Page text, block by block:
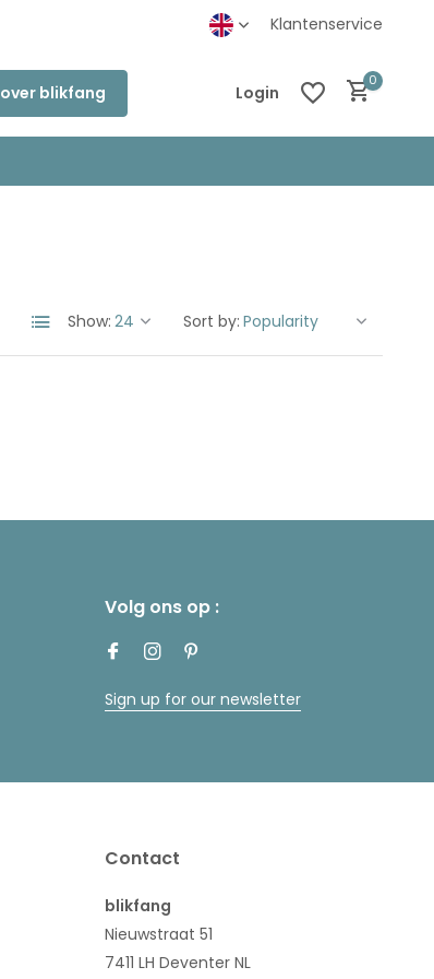
Klantenservice
over blikfang Login
0
Show: Sort by:
Volg ons op :
Sign up for our newsletter
Contact
blikfang
Nieuwstraat 51
7411 LH Deventer NL